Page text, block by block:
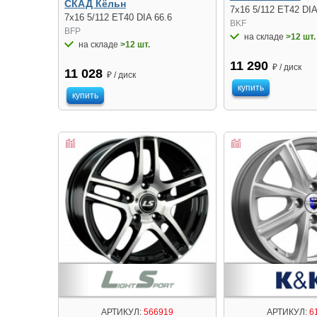
СКАД Кёльн
7x16 5/112 ET40 DIA 66.6
BFP
на складе >12 шт.
11 028 ₽ / диск
купить
7x16 5/112 ET42
BKF
на складе >12 шт.
11 290 ₽ / диск
купить
АРТИКУЛ:566919 АРТИКУЛ: